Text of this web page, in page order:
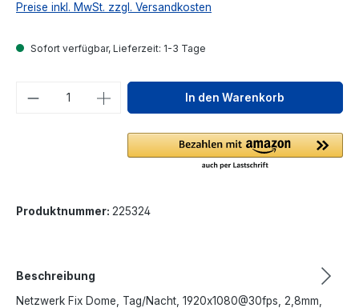
Preise inkl. MwSt. zzgl. Versandkosten
Sofort verfügbar, Lieferzeit: 1-3 Tage
Produkt Anzahl: Gib denIn den Warenkorb
Produktnummer: 225324
Beschreibung
Netzwerk Fix Dome, Tag/Nacht, 1920x1080@30fps, 2,8mm,